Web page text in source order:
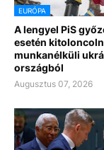
EURÓPA
A lengyel PiS
esetén
munkanélküli
országból
Augusztus 07, 2026